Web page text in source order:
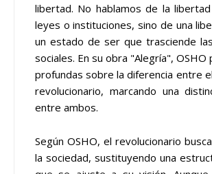
libertad. No hablamos de la
leyes o instituciones, sino de una
un estado de ser que trasciende
sociales. En su obra "Alegría", OSHO
profundas sobre la diferencia entre
revolucionario, marcando una
entre ambos.
Según OSHO, el revolucionario
la sociedad, sustituyendo una